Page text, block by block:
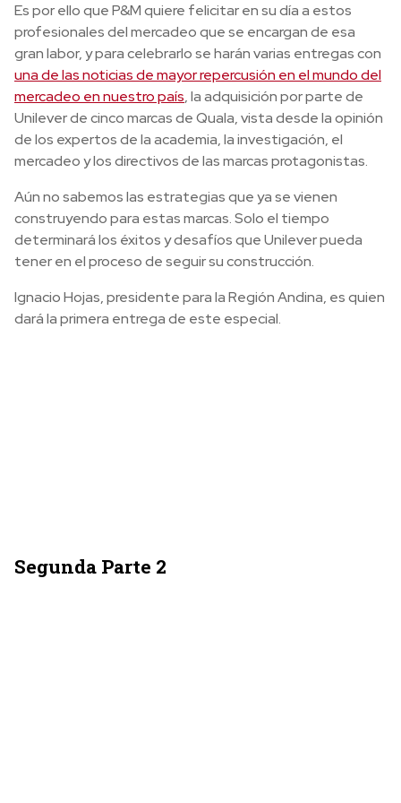
Es por ello que P&M quiere felicitar en su día a estos
profesionales del mercadeo que se encargan de esa
gran labor, y para celebrarlo se harán varias entregas con
una de las noticias de mayor repercusión en el mundo del
mercadeo en nuestro país, la adquisición por parte de
Unilever de cinco marcas de Quala, vista desde la opinión
de los expertos de la academia, la investigación, el
mercadeo y los directivos de las marcas protagonistas.
Aún no sabemos las estrategias que ya se vienen
construyendo para estas marcas. Solo el tiempo
determinará los éxitos y desafíos que Unilever pueda
tener en el proceso de seguir su construcción.
Ignacio Hojas, presidente para la Región Andina, es quien
dará la primera entrega de este especial.
Segunda Parte 2